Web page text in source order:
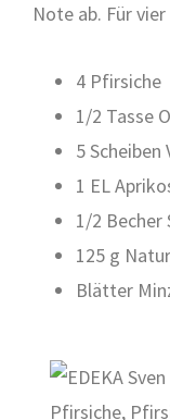
Note ab. Für
4 Pfir­si­che
1/2 Tas­se
5
1 EL
1/2 Becher
125 g
Blät­ter